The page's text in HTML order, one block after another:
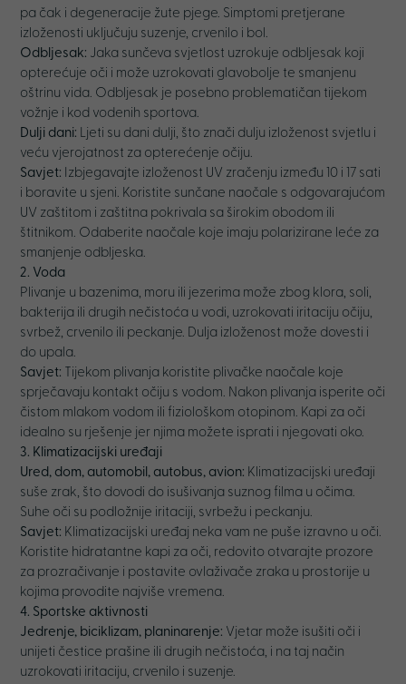
pa čak i degeneracije žute pjege. Simptomi pretjerane
izloženosti uključuju suzenje, crvenilo i bol.
Odbljesak: Jaka sunčeva svjetlost uzrokuje odbljesak koji
opterećuje oči i može uzrokovati glavobolje te smanjenu
oštrinu vida. Odbljesak je posebno problematičan tijekom
vožnje i kod vodenih sportova.
Dulji dani: Ljeti su dani dulji, što znači dulju izloženost svjetlu i
veću vjerojatnost za opterećenje očiju.
Savjet: Izbjegavajte izloženost UV zračenju između 10 i 17 sati
i boravite u sjeni. Koristite sunčane naočale s odgovarajućom
UV zaštitom i zaštitna pokrivala sa širokim obodom ili
štitnikom. Odaberite naočale koje imaju polarizirane leće za
smanjenje odbljeska.
2. Voda
Plivanje u bazenima, moru ili jezerima može zbog klora, soli,
bakterija ili drugih nečistoća u vodi, uzrokovati iritaciju očiju,
svrbež, crvenilo ili peckanje. Dulja izloženost može dovesti i
do upala.
Savjet: Tijekom plivanja koristite plivačke naočale koje
sprječavaju kontakt očiju s vodom. Nakon plivanja isperite oči
čistom mlakom vodom ili fiziološkom otopinom. Kapi za oči
idealno su rješenje jer njima možete isprati i njegovati oko.
3. Klimatizacijski uređaji
Ured, dom, automobil, autobus, avion: Klimatizacijski uređaji
suše zrak, što dovodi do isušivanja suznog filma u očima.
Suhe oči su podložnije iritaciji, svrbežu i peckanju.
Savjet: Klimatizacijski uređaj neka vam ne puše izravno u oči.
Koristite hidratantne kapi za oči, redovito otvarajte prozore
za prozračivanje i postavite ovlaživače zraka u prostorije u
kojima provodite najviše vremena.
4. Sportske aktivnosti
Jedrenje, biciklizam, planinarenje: Vjetar može isušiti oči i
unijeti čestice prašine ili drugih nečistoća, i na taj način
uzrokovati iritaciju, crvenilo i suzenje.